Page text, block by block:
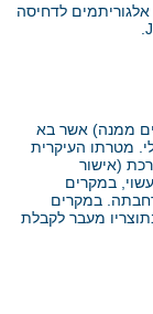
לדחיסה
ממנה) אשר בא
מטרתו העיקרית
(אישור
במקרים
במקרים
מעבר לקבלת